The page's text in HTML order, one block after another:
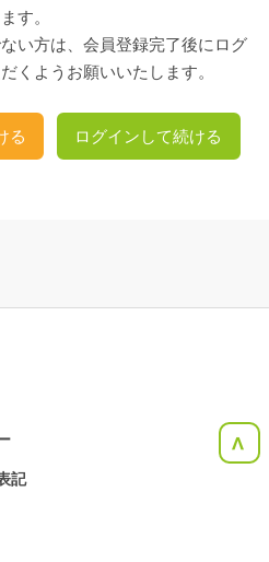
す。
い方は、会員登録完了後にログ
くようお願いいたします。
る ログインして続ける
<
記